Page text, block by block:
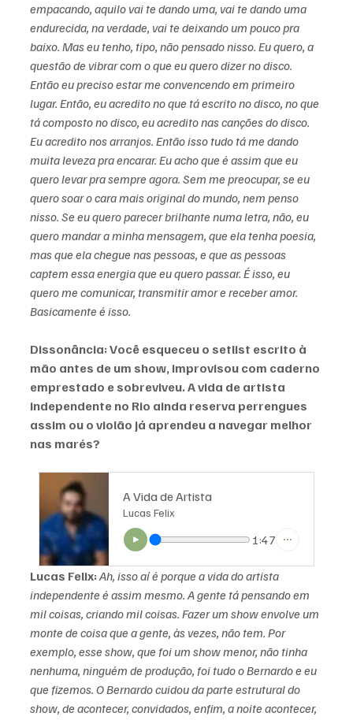
empacando, aquilo vai te dando uma, vai te dando uma
endurecida, na verdade, vai te deixando um pouco pra
baixo. Mas eu tenho, tipo, não pensado nisso. Eu quero, a
questão de vibrar com o que eu quero dizer no disco.
Então eu preciso estar me convencendo em primeiro
lugar. Então, eu acredito no que tá escrito no disco, no que
tá composto no disco, eu acredito nas canções do disco.
Eu acredito nos arranjos. Então isso tudo tá me dando
muita leveza pra encarar. Eu acho que é assim que eu
quero levar pra sempre agora. Sem me preocupar, se eu
quero soar o cara mais original do mundo, nem penso
nisso. Se eu quero parecer brilhante numa letra, não, eu
quero mandar a minha mensagem, que ela tenha poesia,
mas que ela chegue nas pessoas, e que as pessoas
captem essa energia que eu quero passar. É isso, eu
quero me comunicar, transmitir amor e receber amor.
Basicamente é isso.
Dissonância: Você esqueceu o setlist escrito à
mão antes de um show, improvisou com caderno
emprestado e sobreviveu. A vida de artista
independente no Rio ainda reserva perrengues
assim ou o violão já aprendeu a navegar melhor
nas marés?
A Vida de Artista
Lucas Felix
1:47
Lucas Felix:Ah, isso aí é porque a vida do artista
independente é assim mesmo. A gente tá pensando em
mil coisas, criando mil coisas. Fazer um show envolve um
monte de coisa que a gente, às vezes, não tem. Por
exemplo, esse show, que foi um show menor, não tinha
nenhuma, ninguém de produção, foi tudo o Bernardo e eu
que fizemos. O Bernardo cuidou da parte estrutural do
show, de acontecer, convidados, enfim, a noite acontecer,